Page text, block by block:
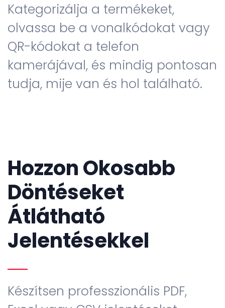
Kategorizálja a termékeket,
olvassa be a vonalkódokat vagy
QR-kódokat a telefon
kamerájával, és mindig pontosan
tudja, mije van és hol található.
Hozzon Okosabb
Döntéseket
Átlátható
Jelentésekkel
Készítsen professzionális PDF,